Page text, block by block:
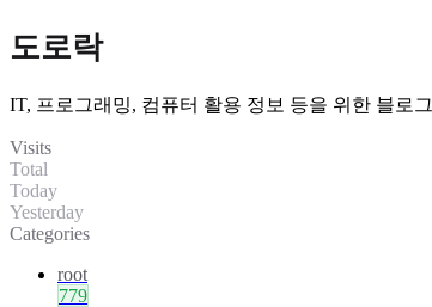
도로락
IT, 프로그래밍, 컴퓨터 활용 정보 등을 위한 블로그
Visits
Total
Today
Yesterday
Categories
root
779